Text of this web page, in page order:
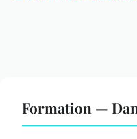
Formation —